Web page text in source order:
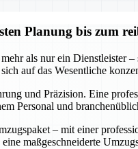
Planung bis zum
als nur ein Dienstleister
auf das Wesentliche
und Präzision. Eine
Personal und
– mit einer
maßgeschneiderte